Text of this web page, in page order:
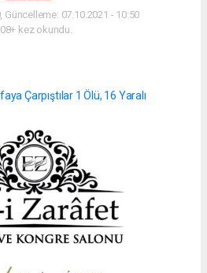
Güncelleme: 07.10.2021 - 10:50
kez okundu.